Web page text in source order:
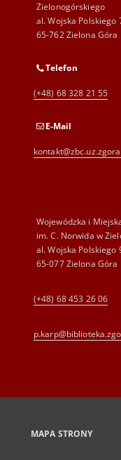
Zielonogórskiego
al. Wojska Polskiego
65-762 Zielona Góra
Telefon
(+48) 68 328 21 55
E-Mail
Wojewódzka i
im. C. Norwida w
al. Wojska Polskiego
65-077 Zielona Góra
(+48) 68 453 26 06
MAPA STRONY